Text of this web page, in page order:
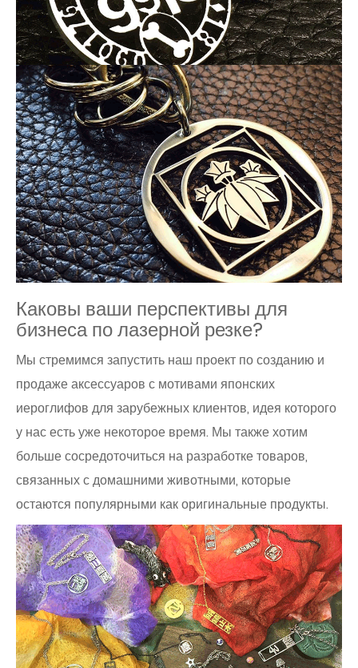
Каковы ваши перспективы для
бизнеса по лазерной резке?
Мы стремимся запустить наш проект по созданию и
продаже аксессуаров с мотивами японских
иероглифов для зарубежных клиентов, идея которого
у нас есть уже некоторое время. Мы также хотим
больше сосредоточиться на разработке товаров,
связанных с домашними животными, которые
остаются популярными как оригинальные продукты.